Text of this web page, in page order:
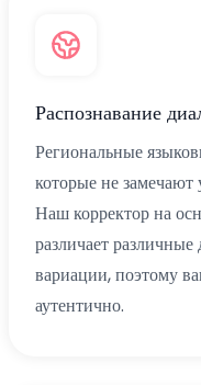
Распознавание
Региональные
которые не
Наш корректор на
различает
вариации, поэтому
аутентично.